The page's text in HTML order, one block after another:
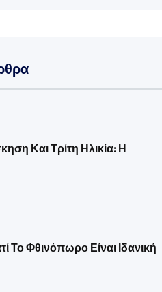
Και Τρίτη Ηλικία: Η
Το Φθινόπωρο Είναι Ιδανική